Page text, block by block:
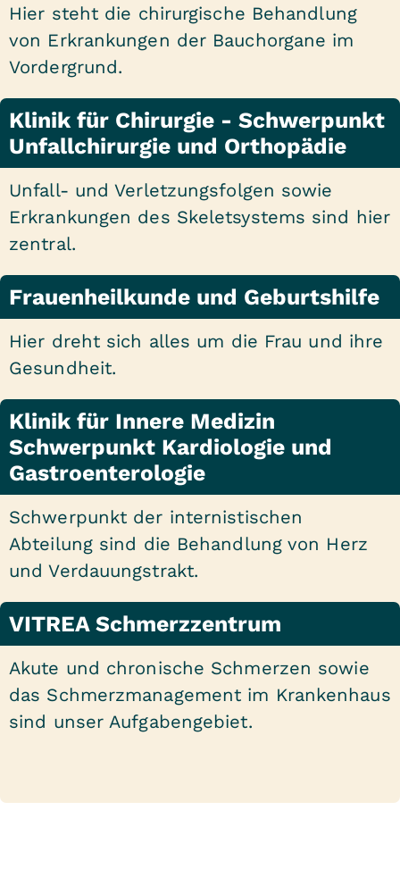
Hier steht die chirurgische Behandlung
von Erkrankungen der Bauchorgane im
Vordergrund.
Klinik für Chirurgie - Schwerpunkt
Unfallchirurgie und Orthopädie
Unfall- und Verletzungsfolgen sowie
Erkrankungen des Skeletsystems sind hier
zentral.
Frauenheilkunde und Geburtshilfe
Hier dreht sich alles um die Frau und ihre
Gesundheit.
Klinik für Innere Medizin
Schwerpunkt Kardiologie und
Gastroenterologie
Schwerpunkt der internistischen
Abteilung sind die Behandlung von Herz
und Verdauungstrakt.
VITREA Schmerzzentrum
Akute und chronische Schmerzen sowie
das Schmerzmanagement im Krankenhaus
sind unser Aufgabengebiet.